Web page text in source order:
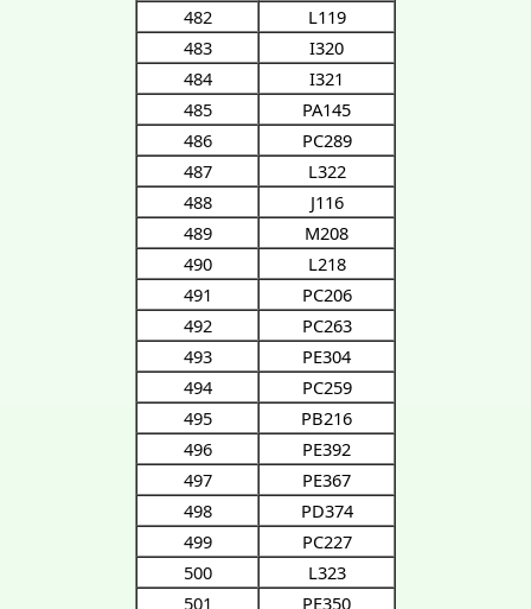
482
L119
483
I320
484
I321
485
PA145
486
PC289
487
L322
488
J116
489
M208
490
L218
491
PC206
492
PC263
493
PE304
494
PC259
495
PB216
496
PE392
497
PE367
498
PD374
499
PC227
500
L323
501
PE350